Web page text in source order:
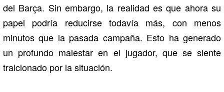
del Barça. Sin embargo, la realidad es que ahora su
papel podría reducirse todavía más, con menos
minutos que la pasada campaña. Esto ha generado
un profundo malestar en el jugador, que se siente
traicionado por la situación.